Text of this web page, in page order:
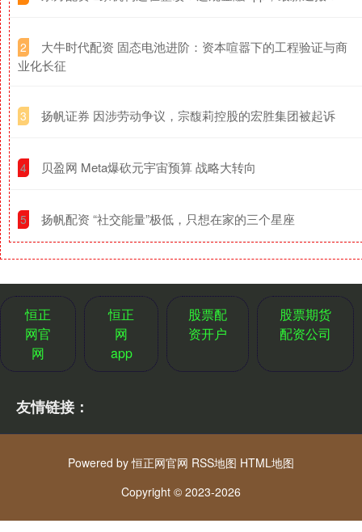
2
​大牛时代配资 固态电池进阶：资本喧嚣下的工程验证与商
业化长征
3 ​扬帆证券 因涉劳动争议，宗馥莉控股的宏胜集团被起诉
4 ​贝盈网 Meta爆砍元宇宙预算 战略大转向
5 ​扬帆配资 “社交能量”极低，只想在家的三个星座
恒正
网官
网
恒正
网
app
股票配
资开户
股票期货
配资公司
友情链接：
Powered by恒正网官网 RSS地图 HTML地图
Copyright © 2023-2026